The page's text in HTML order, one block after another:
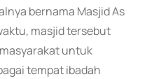
bernama Masjid As
masjid tersebut
untuk
tempat ibadah